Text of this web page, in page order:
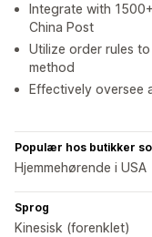
Integrate with
China Post
Utilize order rules
method
Effectively oversee
Populær hos butikker
Hjemmehørende i USA
Sprog
Kinesisk (forenklet)